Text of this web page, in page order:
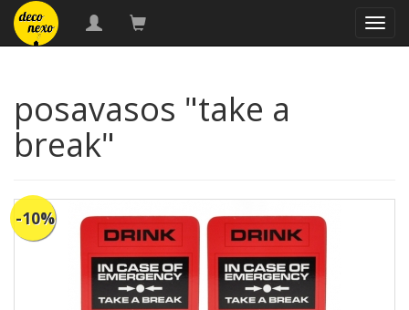
posavasos "take a
break"
-10%